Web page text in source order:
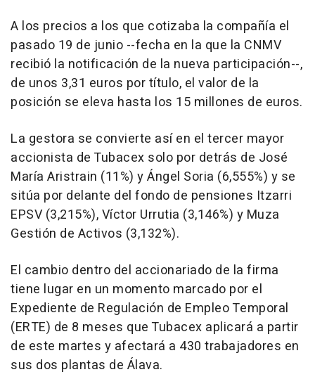
A los precios a los que cotizaba la compañía el
pasado 19 de junio --fecha en la que la CNMV
recibió la notificación de la nueva participación--,
de unos 3,31 euros por título, el valor de la
posición se eleva hasta los 15 millones de euros.
La gestora se convierte así en el tercer mayor
accionista de Tubacex solo por detrás de José
María Aristrain (11%) y Ángel Soria (6,555%) y se
sitúa por delante del fondo de pensiones Itzarri
EPSV (3,215%), Víctor Urrutia (3,146%) y Muza
Gestión de Activos (3,132%).
El cambio dentro del accionariado de la firma
tiene lugar en un momento marcado por el
Expediente de Regulación de Empleo Temporal
(ERTE) de 8 meses que Tubacex aplicará a partir
de este martes y afectará a 430 trabajadores en
sus dos plantas de Álava.